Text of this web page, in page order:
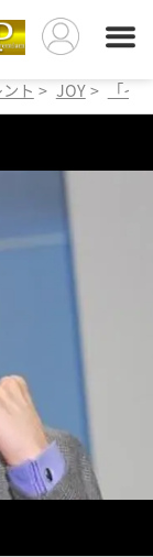
ト > JOY > 「